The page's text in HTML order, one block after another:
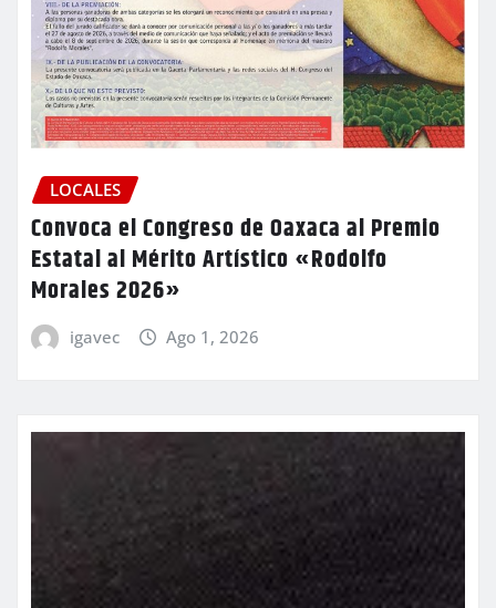
LOCALES
Convoca el Congreso de Oaxaca al Premio
Estatal al Mérito Artístico «Rodolfo
Morales 2026»
igavec Ago 1, 2026